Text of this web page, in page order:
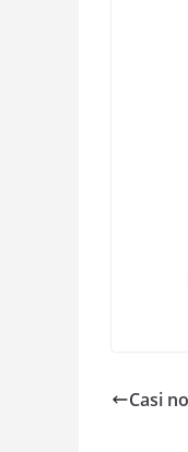
Casi